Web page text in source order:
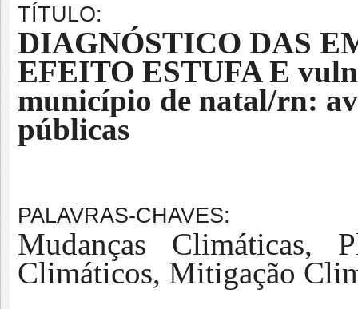
TÍTULO:
DIAGNÓSTICO DAS
EFEITO ESTUFA E
município de natal/rn:
públicas
PALAVRAS-CHAVES:
Mudanças Climáticas,
Climáticos, Mitigação